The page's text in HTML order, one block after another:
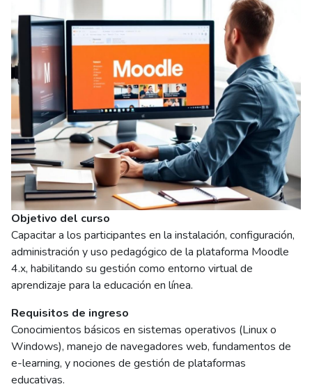
Objetivo del curso
Capacitar a los participantes en la instalación, configuración,
administración y uso pedagógico de la plataforma Moodle
4.x, habilitando su gestión como entorno virtual de
aprendizaje para la educación en línea.
Requisitos de ingreso
Conocimientos básicos en sistemas operativos (Linux o
Windows), manejo de navegadores web, fundamentos de
e-learning, y nociones de gestión de plataformas
educativas.